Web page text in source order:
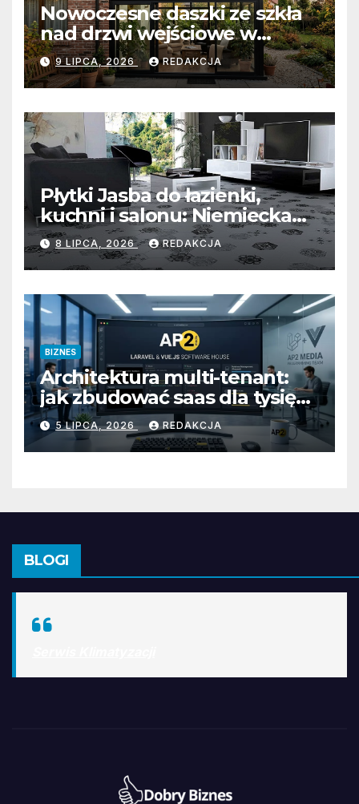
Nowoczesne daszki ze szkła
nad drzwi wejściowe w
Białobrzegach: Połączenie
minimalistycznej estetyki z
bezkompromisową ochroną
wejścia
9 LIPCA, 2026 REDAKCJA
Płytki Jasba do łazienki,
kuchni i salonu: Niemiecka
precyzja, unikalna mozaika i
uniwersalny styl
8 LIPCA, 2026 REDAKCJA
BIZNES
Architektura multi-tenant:
jak zbudować saas dla tysięcy
klientów
5 LIPCA, 2026 REDAKCJA
BLOGI